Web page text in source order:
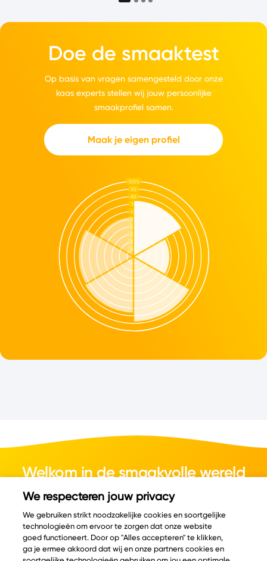
Doe de smaaktest
Op basis van vragen samengesteld door onze
kaas experts stellen wij jouw persoonlijke
smaakprofiel samen.
Maak je eigen profiel
Welkom in de smaakvolle wereld
van kaas.
© Copyright 2026 Velder
We respecteren jouw privacy
We gebruiken strikt noodzakelijke cookies en soortgelijke
technologieën om ervoor te zorgen dat onze website
goed functioneert. Door op "Alles accepteren" te klikken,
ga je ermee akkoord dat wij en onze partners cookies en